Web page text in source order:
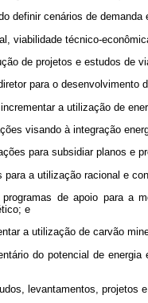
definir cenários de
viabilidade técnico-
de projetos e estudos de
para o desenvolvimento
a utilização de
visando à integração
para subsidiar planos e
a utilização racional e
de apoio para a
e
a utilização de carvão
do potencial de
levantamentos,